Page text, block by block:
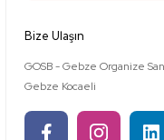
Bize Ulaşın
GOSB - Gebze Organize
Gebze Kocaeli